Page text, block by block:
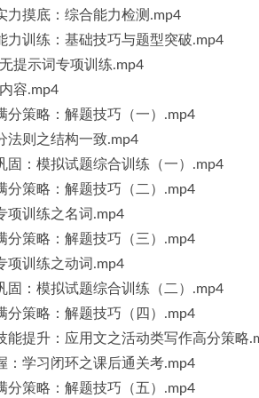
力摸底：综合能力检测.mp4
力训练：基础技巧与题型突破.mp4
提示词专项训练.mp4
容.mp4
分策略：解题技巧（一）.mp4
法则之结构一致.mp4
固：模拟试题综合训练（一）.mp4
分策略：解题技巧（二）.mp4
项训练之名词.mp4
分策略：解题技巧（三）.mp4
项训练之动词.mp4
固：模拟试题综合训练（二）.mp4
分策略：解题技巧（四）.mp4
能提升：应用文之活动类写作高分策略
：学习闭环之课后通关考.mp4
分策略：解题技巧（五）.mp4